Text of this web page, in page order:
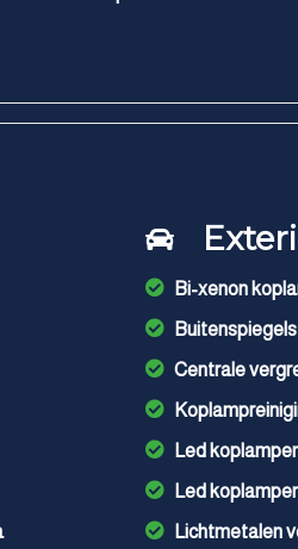
Bi-xenon
Centrale
Led
Led
Lichtmetalen